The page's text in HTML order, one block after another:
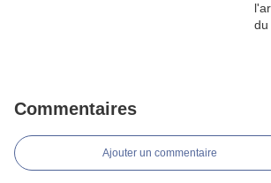
Commentaires
Ajouter un commentaire